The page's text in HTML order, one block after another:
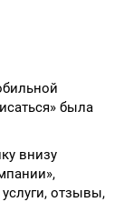
была
внизу
отзывы,